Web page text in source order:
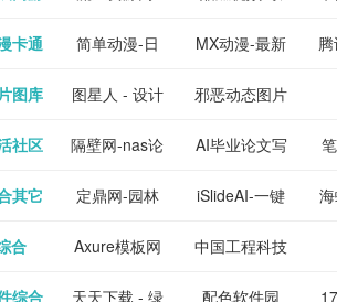
影电视剧观看
流星蝴蝶剑官
网资源下载站
力于打造中国
领先的优质短
节目视频
卡通 简单动漫-日
本动画BT下载
站
MX动漫-最新
最全动漫免费
在线观看
图库 图星人 - 设计
图片素材免费
下载网站
邪恶动态图片
大全
社区 隔壁网-nas论
坛|nas1.cn|nas1|nas
社区|PT网
站|NAS交流社
AI毕业论文写
作-AI毕业设
计-AI答辩问题
预测与PPT模
其它 定鼎网-园林
景观建筑室内
设计资料分享
iSlideAI-一键
生成PPT模板
下载
合 Axure模板网 中国工程科技
知识中心
综合 天天下载 - 绿 配色软件园